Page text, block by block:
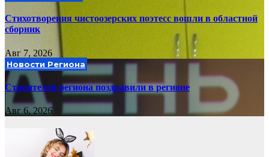
Стихотворения чистоозерских поэтесс вошли в областной
сборник
Авг 7, 2026
Новости Региона
Строителей региона поздравили в регионе
Авг 6, 2026